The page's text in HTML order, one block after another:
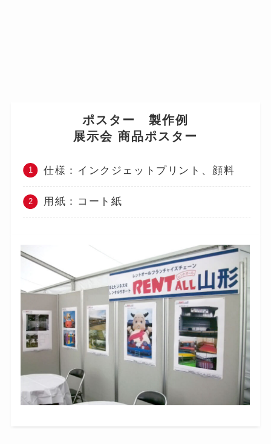
ポスター 製作例
展示会 商品ポスター
仕様：インクジェットプリント、顔料
用紙：コート紙